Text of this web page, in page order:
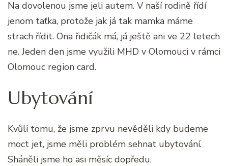
Na dovolenou jsme jeli autem. V naší rodině řídí
jenom taťka, protože jak já tak mamka máme
strach řídit. Ona řidičák má, já ještě ani ve 22 letech
ne. Jeden den jsme využili MHD v Olomouci v rámci
Olomouc region card.
Ubytování
Kvůli tomu, že jsme zprvu nevěděli kdy budeme
moct jet, jsme měli problém sehnat ubytování.
Sháněli jsme ho asi měsíc dopředu.